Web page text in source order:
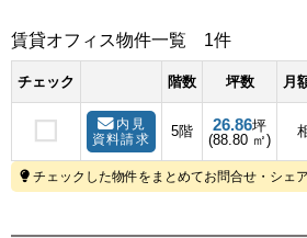
賃貸オフィス物件一覧 1件
チェック 階数 坪数 月
内見
資料請求
5階 26.86坪
(88.80 ㎡)
チェックした物件をまとめてお問合せ・シェ